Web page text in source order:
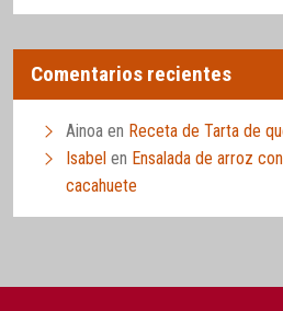
Comentarios recientes
Ainoa en Receta de Tarta de
Isabel en Ensalada de arroz
cacahuete